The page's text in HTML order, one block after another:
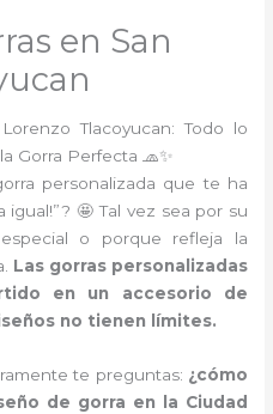
en San
Tlacoyucan: Todo lo
Gorra Perfecta 🧢✨
personalizada que te ha
igual!”? 🤩 Tal vez sea por su
o porque refleja la
Las gorras personalizadas
en un accesorio de
no tienen límites.
te preguntas: ¿cómo
de gorra en la Ciudad